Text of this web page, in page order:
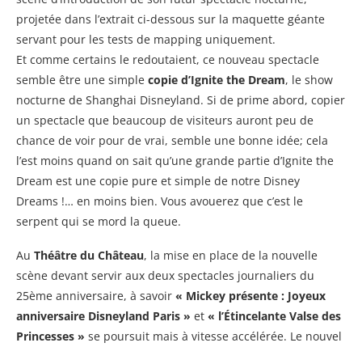
projetée dans l’extrait ci-dessous sur la maquette géante
servant pour les tests de mapping uniquement.
Et comme certains le redoutaient, ce nouveau spectacle
semble être une simple copie d’Ignite the Dream, le show
nocturne de Shanghai Disneyland. Si de prime abord, copier
un spectacle que beaucoup de visiteurs auront peu de
chance de voir pour de vrai, semble une bonne idée; cela
l’est moins quand on sait qu’une grande partie d’Ignite the
Dream est une copie pure et simple de notre Disney
Dreams !… en moins bien. Vous avouerez que c’est le
serpent qui se mord la queue.
Au Théâtre du Château, la mise en place de la nouvelle
scène devant servir aux deux spectacles journaliers du
25ème anniversaire, à savoir « Mickey présente : Joyeux
anniversaire Disneyland Paris » et « l’Étincelante Valse des
Princesses » se poursuit mais à vitesse accélérée. Le nouvel